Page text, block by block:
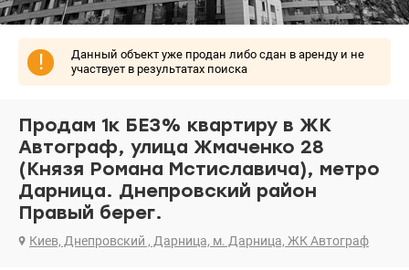
!
Данный объект уже продан либо сдан в аренду и не
участвует в результатах поиска
Продам 1к БЕЗ% квартиру в ЖК
Автограф, улица Жмаченко 28
(Князя Романа Мстиславича), метро
Дарница. Днепровский район
Правый берег.
Киев, Днепровский , Дарница, м. Дарница, ЖК Автограф